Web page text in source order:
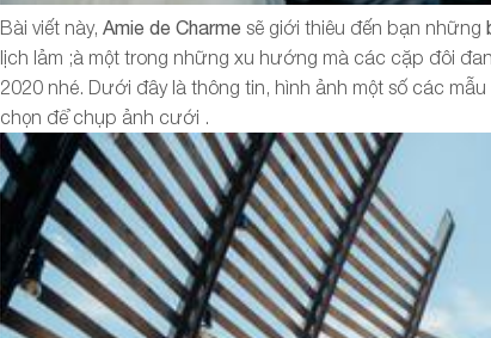
Bài viết này, Amie de Charme sẽ giới thiêu đến bạn những
lịch lảm ;à một trong những xu hướng mà các cặp đôi
2020 nhé. Dưới đây là thông tin, hình ảnh một số các
chọn để chụp ảnh cưới .